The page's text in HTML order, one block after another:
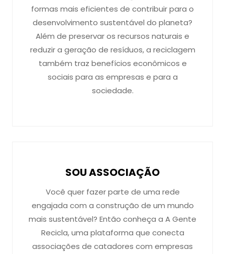
formas mais eficientes de contribuir para o
desenvolvimento sustentável do planeta?
Além de preservar os recursos naturais e
reduzir a geração de resíduos, a reciclagem
também traz benefícios econômicos e
sociais para as empresas e para a
sociedade.
SOU ASSOCIAÇÃO
Você quer fazer parte de uma rede
engajada com a construção de um mundo
mais sustentável? Então conheça a A Gente
Recicla, uma plataforma que conecta
associações de catadores com empresas